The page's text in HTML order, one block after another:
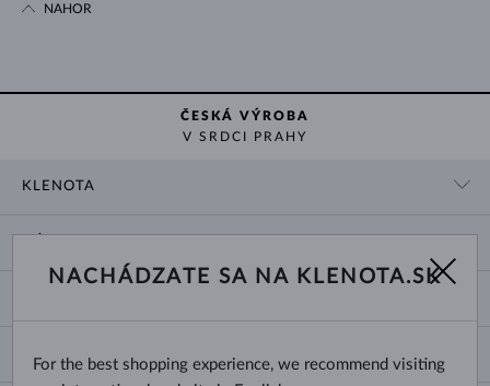
NAHOR
ČESKÁ VÝROBA
V SRDCI PRAHY
KLENOTA
O NÁS
DODANIE A PLATBA ZA TOVAR
VÝBER SVADOBNÝCH OBRÚČOK
TYPY A DĹŽKY RETIAZOK
NACHÁDZATE SA NA KLENOTA.SK
For the best shopping experience, we recommend visiting